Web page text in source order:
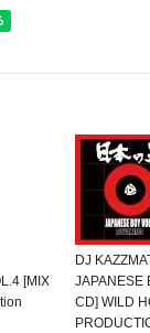
[MIX
DJ
JAPANESE
CD] WILD